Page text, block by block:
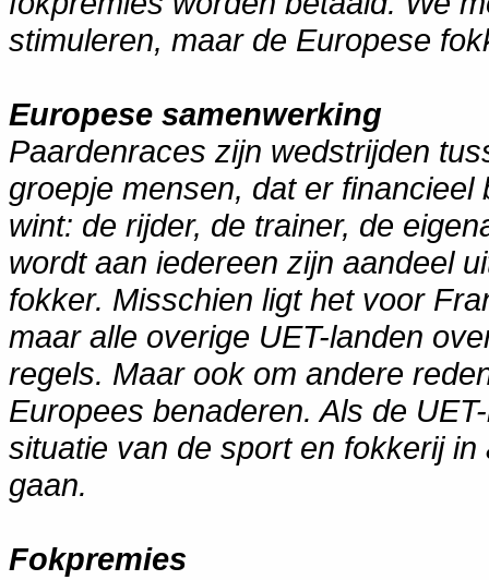
stimuleren, maar de Europese
Europese samenwerking
Paardenraces zijn wedstrijden
groepje mensen, dat er
wint: de rijder, de trainer, de
wordt aan iedereen zijn aandeel
fokker. Misschien ligt het voor
maar alle overige UET-landen
regels. Maar ook om andere
Europees benaderen. Als de
situatie van de sport en fokkerij
gaan.
Fokpremies